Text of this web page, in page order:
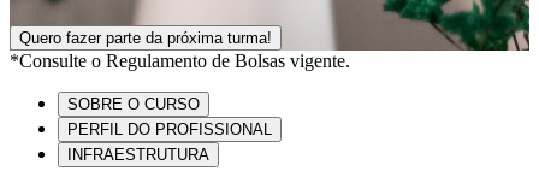
Quero fazer parte da próxima turma!
*Consulte o Regulamento de Bolsas vigente.
SOBRE O CURSO
PERFIL DO PROFISSIONAL
INFRAESTRUTURA